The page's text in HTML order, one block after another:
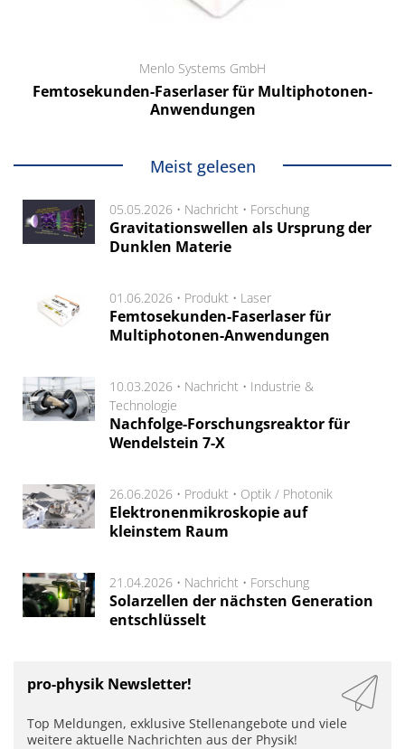
Menlo Systems GmbH
Femtosekunden-Faserlaser für Multiphotonen-
Anwendungen
Meist gelesen
05.05.2026 • Nachricht • Forschung
Gravitationswellen als Ursprung der
Dunklen Materie
01.06.2026 • Produkt • Laser
Femtosekunden-Faserlaser für
Multiphotonen-Anwendungen
10.03.2026 • Nachricht • Industrie &
Technologie
Nachfolge-Forschungsreaktor für
Wendelstein 7-X
26.06.2026 • Produkt • Optik / Photonik
Elektronenmikroskopie auf
kleinstem Raum
21.04.2026 • Nachricht • Forschung
Solarzellen der nächsten Generation
entschlüsselt
pro-physik Newsletter!
Top Meldungen, exklusive Stellenangebote und viele
weitere aktuelle Nachrichten aus der Physik!